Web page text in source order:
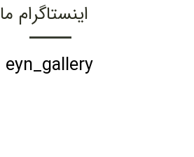
اینستاگرام ما
eyn_gallery